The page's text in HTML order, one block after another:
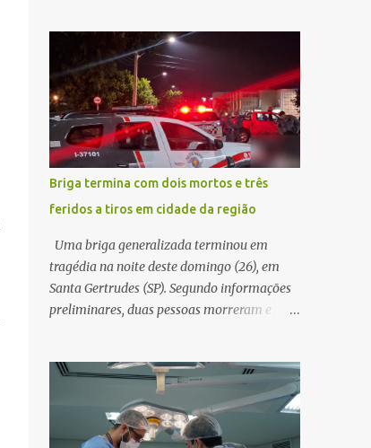
pública não é apenas investir mais, mas
decidir melhor onde investir para produzir o
maior benefício possível à população. Essa
reflexão encontra respaldo tanto na teoria
da admini...
ocorrência, a vítima recebeu contato pelo
WhatsApp de um homem que afirmava ser
o novo gerente da conta bancária da
empresa. O suspeito alegou que seria
necessário atualizar o cadastro da conta e
passou a orientar a vítima sobre os
procedimentos que deveriam ser realizados.
Dias depois, o golpista enviou um
documento em PDF simulando uma
comunicação oficial da instituição
financeira. Na sequência, entrou em contato
por telefone e encaminhou um link,
orientando a vítima a acessá-lo pelo
procedimento, a conta bancária ficou
bloqueada por algumas horas. Sem
conseguir acessar o sistema, a vítima tentou
novamente contato com o suposto gerente,
Briga termina com dois mortos e três
feridos a tiros em cidade da região
Uma briga generalizada terminou em
tragédia na noite deste domingo (26), em
Santa Gertrudes (SP). Segundo informações
preliminares, duas pessoas morreram e
adega. O caso aconteceu por volta das
20h40, na região da Avenida João Vitte. De
acordo com as primeiras informações, a
confusão teria começado dentro do